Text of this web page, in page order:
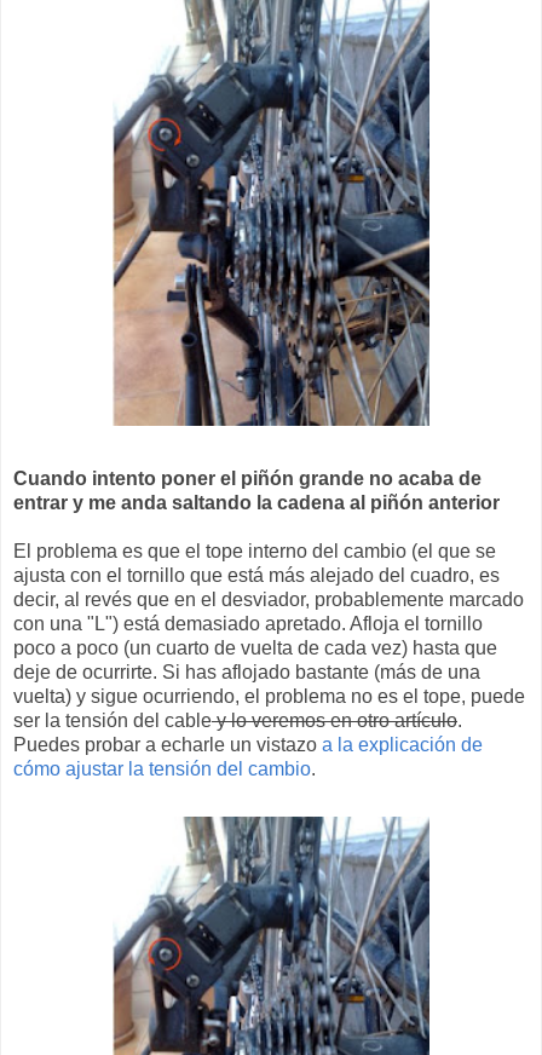
Cuando intento poner el piñón grande no acaba de
entrar y me anda saltando la cadena al piñón anterior
El problema es que el tope interno del cambio (el que se
ajusta con el tornillo que está más alejado del cuadro, es
decir, al revés que en el desviador, probablemente marcado
con una "L") está demasiado apretado. Afloja el tornillo
poco a poco (un cuarto de vuelta de cada vez) hasta que
deje de ocurrirte. Si has aflojado bastante (más de una
vuelta) y sigue ocurriendo, el problema no es el tope, puede
ser la tensión del cabley lo veremos en otro artículo.
Puedes probar a echarle un vistazo a la explicación de
cómo ajustar la tensión del cambio.